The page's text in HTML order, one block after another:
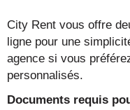
City Rent vous offre
ligne pour une
agence si vous
personnalisés.
Documents requis